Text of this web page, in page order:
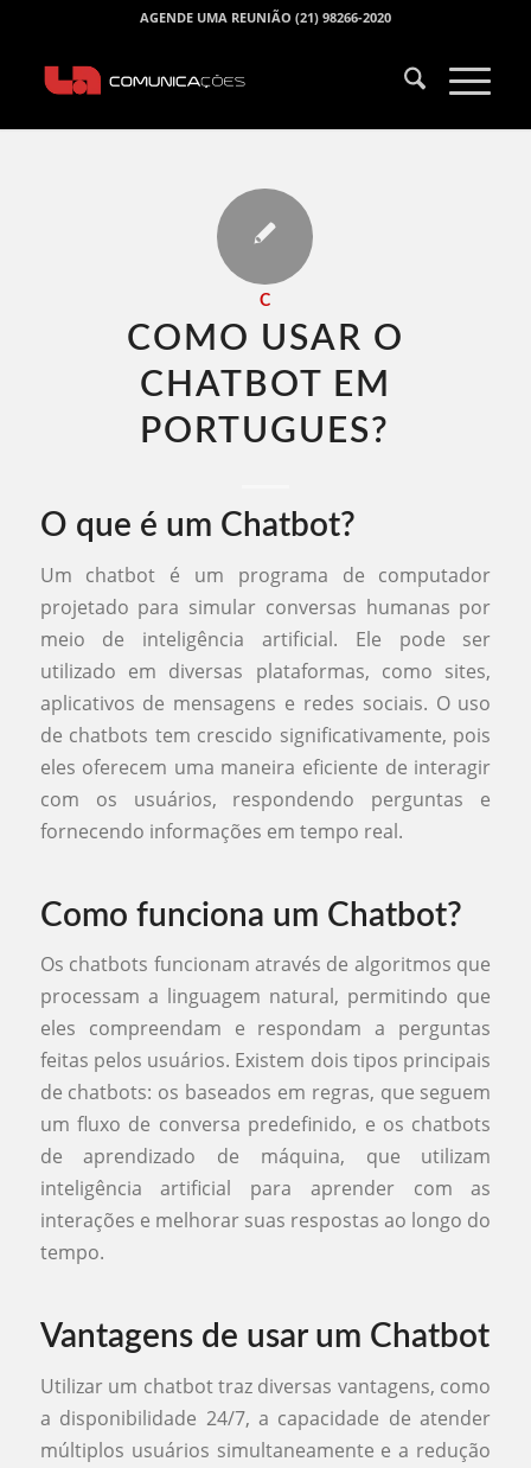
AGENDE UMA REUNIÃO (21) 98266-2020
C
COMO USAR O
CHATBOT EM
PORTUGUES​?
O que é um Chatbot?
Um chatbot é um programa de computador
projetado para simular conversas humanas por
meio de inteligência artificial. Ele pode ser
utilizado em diversas plataformas, como sites,
aplicativos de mensagens e redes sociais. O uso
de chatbots tem crescido significativamente, pois
eles oferecem uma maneira eficiente de interagir
com os usuários, respondendo perguntas e
fornecendo informações em tempo real.
Como funciona um Chatbot?
Os chatbots funcionam através de algoritmos que
processam a linguagem natural, permitindo que
eles compreendam e respondam a perguntas
feitas pelos usuários. Existem dois tipos principais
de chatbots: os baseados em regras, que seguem
um fluxo de conversa predefinido, e os chatbots
de aprendizado de máquina, que utilizam
inteligência artificial para aprender com as
interações e melhorar suas respostas ao longo do
tempo.
Vantagens de usar um Chatbot
Utilizar um chatbot traz diversas vantagens, como
a disponibilidade 24/7, a capacidade de atender
múltiplos usuários simultaneamente e a redução